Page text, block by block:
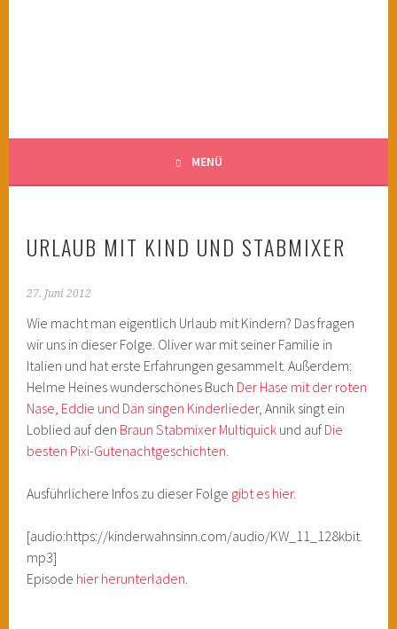
MENÜ
URLAUB MIT KIND UND STABMIXER
27. Juni 2012
Wie macht man eigentlich Urlaub mit Kindern? Das fragen
wir uns in dieser Folge. Oliver war mit seiner Familie in
Italien und hat erste Erfahrungen gesammelt. Außerdem:
Helme Heines wunderschönes Buch Der Hase mit der roten
Nase, Eddie und Dän singen Kinderlieder,Annik singt ein
Loblied auf den Braun Stabmixer Multiquick und auf Die
besten Pixi-Gutenachtgeschichten.
Ausführlichere Infos zu dieser Folge gibt es hier.
[audio:https://kinderwahnsinn.com/audio/KW_11_128kbit.
mp3]
Episode hier herunterladen.